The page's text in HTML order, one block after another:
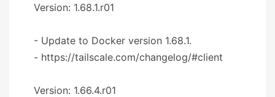
Version: 1.68.1.r01
- Update to Docker version 1.68.1.
- https://tailscale.com/changelog/#client
Version: 1.66.4.r01